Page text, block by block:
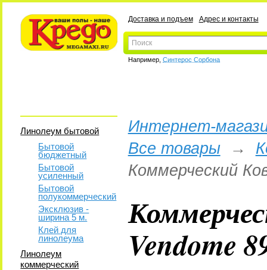
Доставка и подъем Адрес и контакты
Например, Синтерос Сорбона
Линолеум бытовой
Бытовой
бюджетный
Бытовой
усиленный
Бытовой
полукоммерческий
Эксклюзив -
ширина 5 м.
Клей для
линолеума
Линолеум
коммерческий
Интернет-
Все товары→
Коммерческий
Vendome